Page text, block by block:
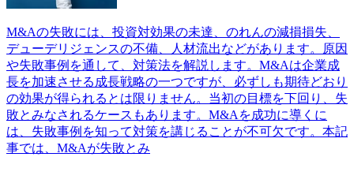
M&Aの失敗には、投資対効果の未達、のれんの減損損失、
デューデリジェンスの不備、人材流出などがあります。原因
や失敗事例を通して、対策法を解説します。M&Aは企業成
長を加速させる成長戦略の一つですが、必ずしも期待どおり
の効果が得られるとは限りません。当初の目標を下回り、失
敗とみなされるケースもあります。M&Aを成功に導くに
は、失敗事例を知って対策を講じることが不可欠です。本記
事では、M&Aが失敗とみ